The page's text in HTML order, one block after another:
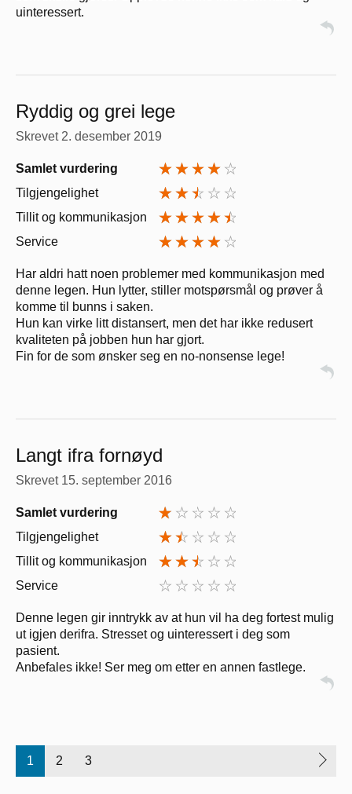
uinteressert.
Ryddig og grei lege
Skrevet 2. desember 2019
Samlet vurdering
Tilgjengelighet
Tillit og kommunikasjon
Service
Har aldri hatt noen problemer med kommunikasjon med
denne legen. Hun lytter, stiller motspørsmål og prøver å
komme til bunns i saken.
Hun kan virke litt distansert, men det har ikke redusert
kvaliteten på jobben hun har gjort.
Fin for de som ønsker seg en no-nonsense lege!
Langt ifra fornøyd
Skrevet 15. september 2016
Samlet vurdering
Tilgjengelighet
Tillit og kommunikasjon
Service
Denne legen gir inntrykk av at hun vil ha deg fortest mulig
ut igjen derifra. Stresset og uinteressert i deg som
pasient.
Anbefales ikke! Ser meg om etter en annen fastlege.
1 2 3